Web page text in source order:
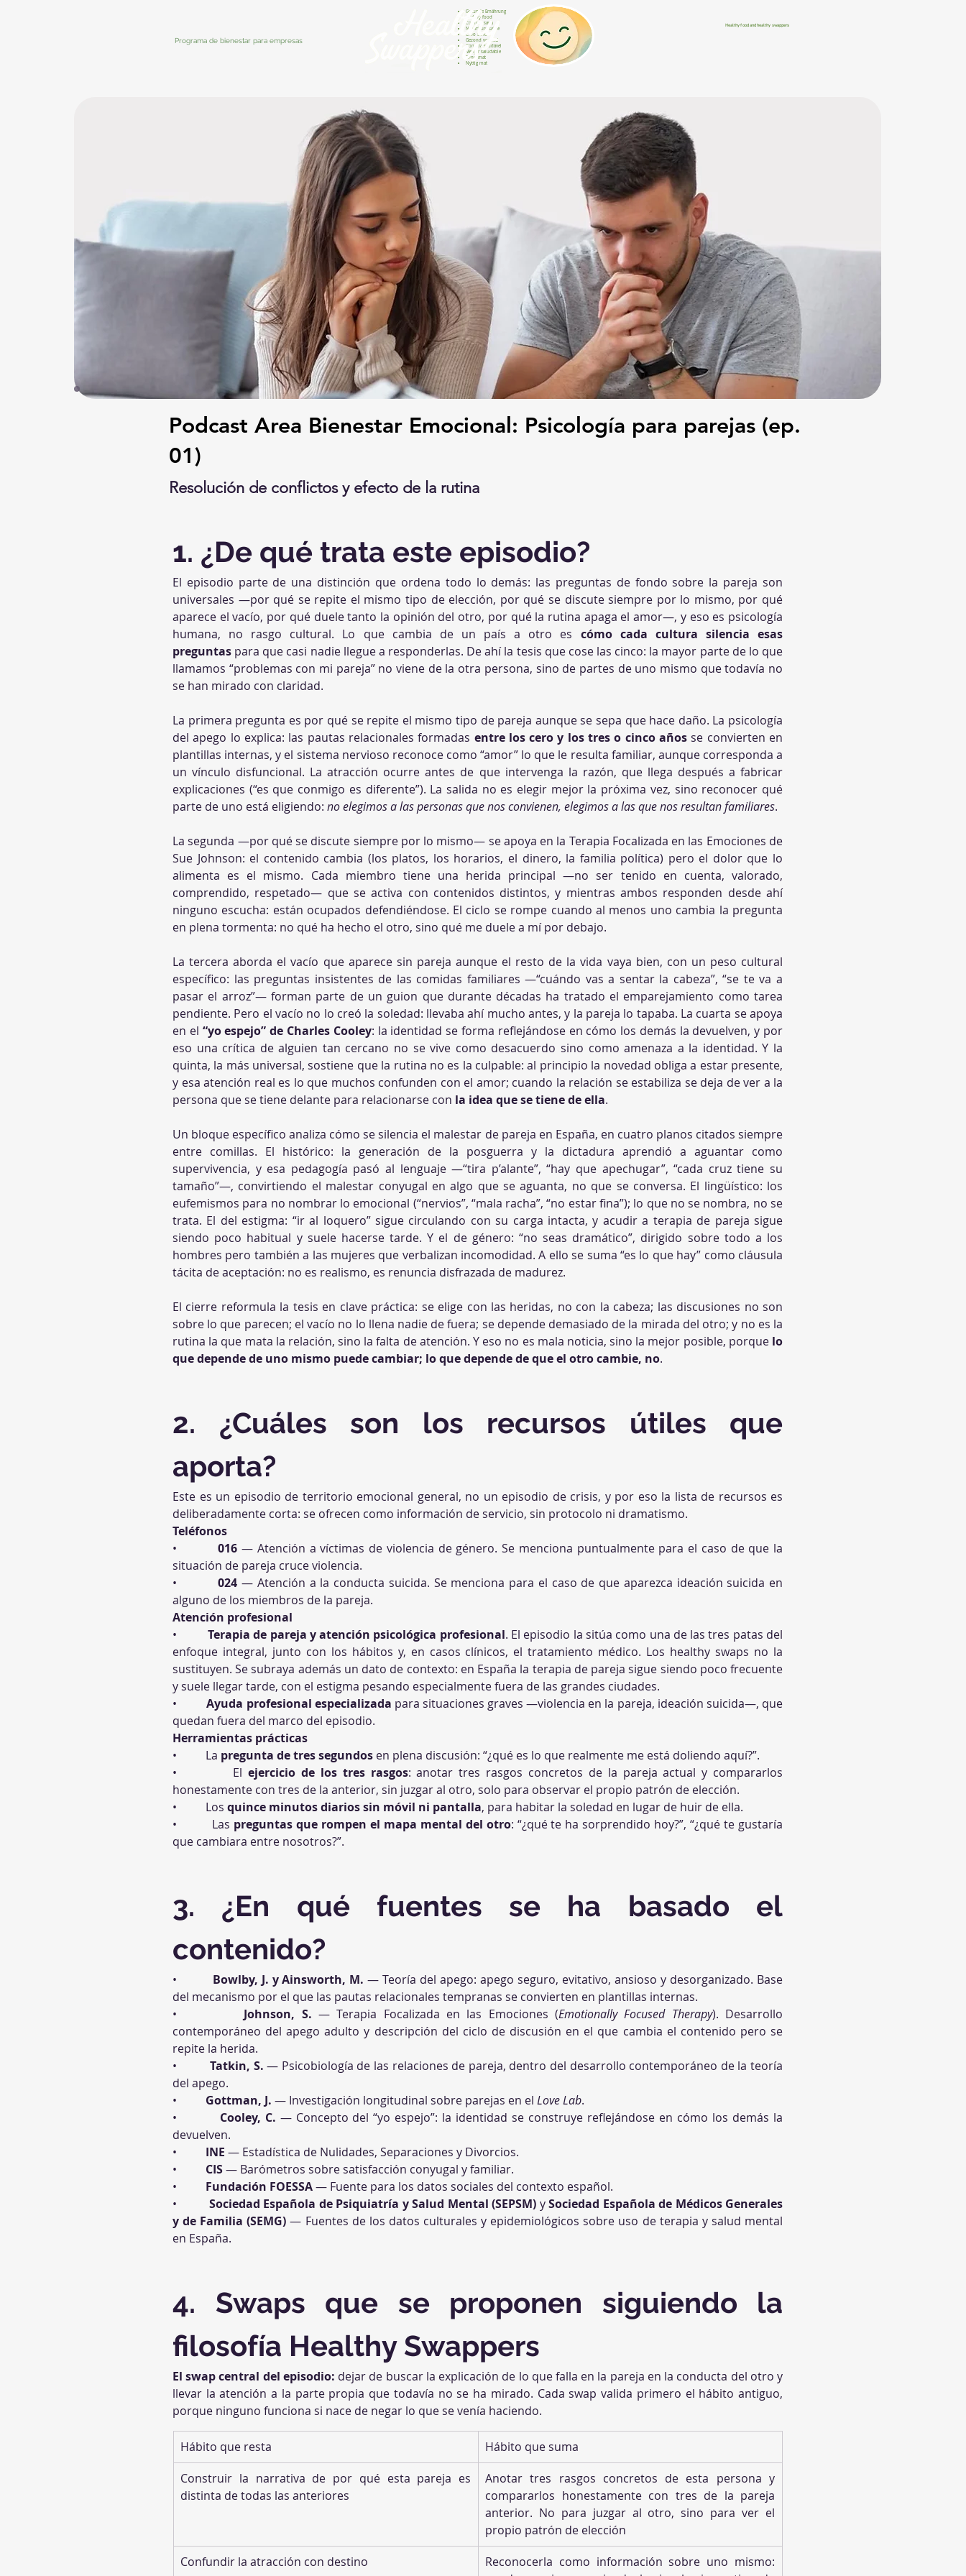
Programa de bienestar para empresas
Gesunde Ernährung
Healthy food
Comida sana
Nourriture saine
Cibo sano
Gezond voedsel
Comida saudável
Menjar saludable
Sunn mat
Nyttig mat
Healthy food and healthy swappers
Podcast Area Bienestar Emocional: Psicología para parejas (ep.
01)
Resolución de conflictos y efecto de la rutina
1. ¿De qué trata este episodio?
El episodio parte de una distinción que ordena todo lo demás: las preguntas de fondo sobre la pareja son
universales —por qué se repite el mismo tipo de elección, por qué se discute siempre por lo mismo, por qué
aparece el vacío, por qué duele tanto la opinión del otro, por qué la rutina apaga el amor—, y eso es psicología
humana, no rasgo cultural. Lo que cambia de un país a otro es cómo cada cultura silencia esas
preguntas para que casi nadie llegue a responderlas. De ahí la tesis que cose las cinco: la mayor parte de lo que
llamamos “problemas con mi pareja” no viene de la otra persona, sino de partes de uno mismo que todavía no
se han mirado con claridad.
La primera pregunta es por qué se repite el mismo tipo de pareja aunque se sepa que hace daño. La psicología
del apego lo explica: las pautas relacionales formadas entre los cero y los tres o cinco años se convierten en
plantillas internas, y el sistema nervioso reconoce como “amor” lo que le resulta familiar, aunque corresponda a
un vínculo disfuncional. La atracción ocurre antes de que intervenga la razón, que llega después a fabricar
explicaciones (“es que conmigo es diferente”). La salida no es elegir mejor la próxima vez, sino reconocer qué
parte de uno está eligiendo: no elegimos a las personas que nos convienen, elegimos a las que nos resultan familiares.
La segunda —por qué se discute siempre por lo mismo— se apoya en la Terapia Focalizada en las Emociones de
Sue Johnson: el contenido cambia (los platos, los horarios, el dinero, la familia política) pero el dolor que lo
alimenta es el mismo. Cada miembro tiene una herida principal —no ser tenido en cuenta, valorado,
comprendido, respetado— que se activa con contenidos distintos, y mientras ambos responden desde ahí
ninguno escucha: están ocupados defendiéndose. El ciclo se rompe cuando al menos uno cambia la pregunta
en plena tormenta: no qué ha hecho el otro, sino qué me duele a mí por debajo.
La tercera aborda el vacío que aparece sin pareja aunque el resto de la vida vaya bien, con un peso cultural
específico: las preguntas insistentes de las comidas familiares —“cuándo vas a sentar la cabeza”, “se te va a
pasar el arroz”— forman parte de un guion que durante décadas ha tratado el emparejamiento como tarea
pendiente. Pero el vacío no lo creó la soledad: llevaba ahí mucho antes, y la pareja lo tapaba. La cuarta se apoya
en el “yo espejo” de Charles Cooley: la identidad se forma reflejándose en cómo los demás la devuelven, y por
eso una crítica de alguien tan cercano no se vive como desacuerdo sino como amenaza a la identidad. Y la
quinta, la más universal, sostiene que la rutina no es la culpable: al principio la novedad obliga a estar presente,
y esa atención real es lo que muchos confunden con el amor; cuando la relación se estabiliza se deja de ver a la
persona que se tiene delante para relacionarse con la idea que se tiene de ella.
Un bloque específico analiza cómo se silencia el malestar de pareja en España, en cuatro planos citados siempre
entre comillas. El histórico: la generación de la posguerra y la dictadura aprendió a aguantar como
supervivencia, y esa pedagogía pasó al lenguaje —“tira p’alante”, “hay que apechugar”, “cada cruz tiene su
tamaño”—, convirtiendo el malestar conyugal en algo que se aguanta, no que se conversa. El lingüístico: los
eufemismos para no nombrar lo emocional (“nervios”, “mala racha”, “no estar fina”); lo que no se nombra, no se
trata. El del estigma: “ir al loquero” sigue circulando con su carga intacta, y acudir a terapia de pareja sigue
siendo poco habitual y suele hacerse tarde. Y el de género: “no seas dramático”, dirigido sobre todo a los
hombres pero también a las mujeres que verbalizan incomodidad. A ello se suma “es lo que hay” como cláusula
tácita de aceptación: no es realismo, es renuncia disfrazada de madurez.
El cierre reformula la tesis en clave práctica: se elige con las heridas, no con la cabeza; las discusiones no son
sobre lo que parecen; el vacío no lo llena nadie de fuera; se depende demasiado de la mirada del otro; y no es la
rutina la que mata la relación, sino la falta de atención. Y eso no es mala noticia, sino la mejor posible, porque lo
que depende de uno mismo puede cambiar; lo que depende de que el otro cambie, no.
2. ¿Cuáles son los recursos útiles que
aporta?
Este es un episodio de territorio emocional general, no un episodio de crisis, y por eso la lista de recursos es
deliberadamente corta: se ofrecen como información de servicio, sin protocolo ni dramatismo.
Teléfonos
• 016 — Atención a víctimas de violencia de género. Se menciona puntualmente para el caso de que la
situación de pareja cruce violencia.
• 024 — Atención a la conducta suicida. Se menciona para el caso de que aparezca ideación suicida en
alguno de los miembros de la pareja.
Atención profesional
• Terapia de pareja y atención psicológica profesional. El episodio la sitúa como una de las tres patas del
enfoque integral, junto con los hábitos y, en casos clínicos, el tratamiento médico. Los healthy swaps no la
sustituyen. Se subraya además un dato de contexto: en España la terapia de pareja sigue siendo poco frecuente
y suele llegar tarde, con el estigma pesando especialmente fuera de las grandes ciudades.
• Ayuda profesional especializada para situaciones graves —violencia en la pareja, ideación suicida—, que
quedan fuera del marco del episodio.
Herramientas prácticas
•          La pregunta de tres segundos en plena discusión: “¿qué es lo que realmente me está doliendo aquí?”.
•          El ejercicio de los tres rasgos: anotar tres rasgos concretos de la pareja actual y compararlos
honestamente con tres de la anterior, sin juzgar al otro, solo para observar el propio patrón de elección.
•          Los quince minutos diarios sin móvil ni pantalla, para habitar la soledad en lugar de huir de ella.
•          Las preguntas que rompen el mapa mental del otro: “¿qué te ha sorprendido hoy?”, “¿qué te gustaría
que cambiara entre nosotros?”.
3. ¿En qué fuentes se ha basado el
contenido?
• Bowlby, J. y Ainsworth, M. — Teoría del apego: apego seguro, evitativo, ansioso y desorganizado. Base
del mecanismo por el que las pautas relacionales tempranas se convierten en plantillas internas.
• Johnson, S. — Terapia Focalizada en las Emociones (Emotionally Focused Therapy). Desarrollo
contemporáneo del apego adulto y descripción del ciclo de discusión en el que cambia el contenido pero se
repite la herida.
• Tatkin, S. — Psicobiología de las relaciones de pareja, dentro del desarrollo contemporáneo de la teoría
del apego.
• Gottman, J. — Investigación longitudinal sobre parejas en el Love Lab.
• Cooley, C. — Concepto del “yo espejo”: la identidad se construye reflejándose en cómo los demás la
devuelven.
• INE — Estadística de Nulidades, Separaciones y Divorcios.
• CIS — Barómetros sobre satisfacción conyugal y familiar.
• Fundación FOESSA — Fuente para los datos sociales del contexto español.
• Sociedad Española de Psiquiatría y Salud Mental (SEPSM) y Sociedad Española de Médicos Generales
y de Familia (SEMG) — Fuentes de los datos culturales y epidemiológicos sobre uso de terapia y salud mental
en España.
4. Swaps que se proponen siguiendo la
filosofía Healthy Swappers
El swap central del episodio: dejar de buscar la explicación de lo que falla en la pareja en la conducta del otro y
llevar la atención a la parte propia que todavía no se ha mirado. Cada swap valida primero el hábito antiguo,
porque ninguno funciona si nace de negar lo que se venía haciendo.
Hábito que resta
Hábito que suma
Construir la narrativa de por qué esta pareja es
distinta de todas las anteriores
Anotar tres rasgos concretos de esta persona y
compararlos honestamente con tres de la pareja
anterior. No para juzgar al otro, sino para ver el
propio patrón de elección
Confundir la atracción con destino
Reconocerla como información sobre uno mismo: